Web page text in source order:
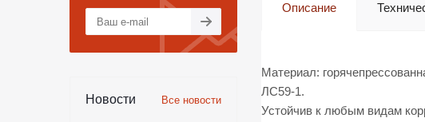
Описание
Материал:
ЛС59-1.
Устойчив к любым видам
Новости Все новости